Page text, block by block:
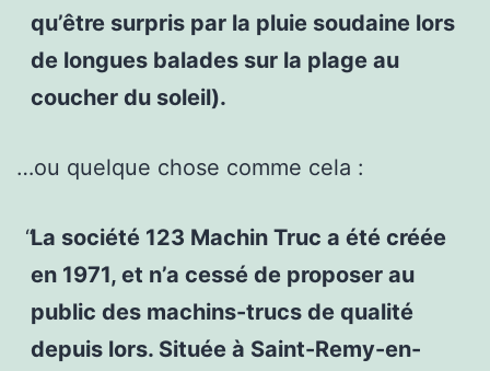
qu’être surpris par la pluie soudaine lors
de longues balades sur la plage au
coucher du soleil).
…ou quelque chose comme cela :
La société 123 Machin Truc a été créée
en 1971, et n’a cessé de proposer au
public des machins-trucs de qualité
depuis lors. Située à Saint-Remy-en-